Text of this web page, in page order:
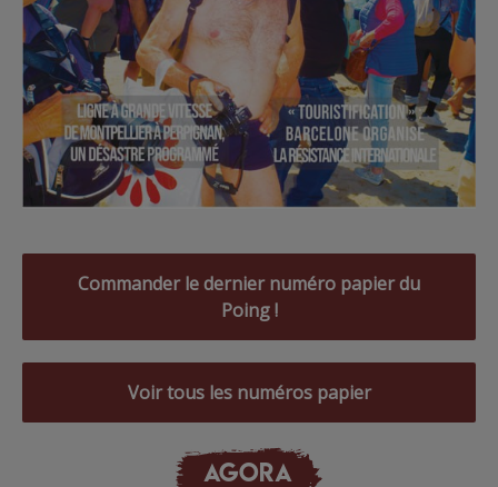
Commander le dernier numéro papier du
Poing !
Voir tous les numéros papier
AGORA